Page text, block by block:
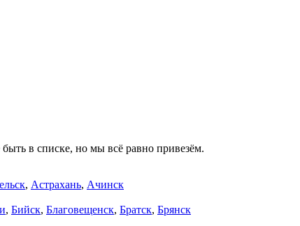
в списке, но мы всё равно привезём.
, Астрахань, Ачинск
, Бийск, Благовещенск, Братск, Брянск